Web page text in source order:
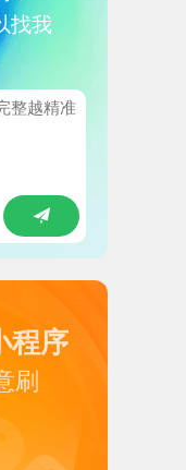
找我
程序
刷